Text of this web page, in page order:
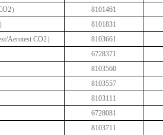
） 8101461
） 8101831
Aerotest CO2） 8103661
6728371
8103560
8103557
8103111
6728081
8103711